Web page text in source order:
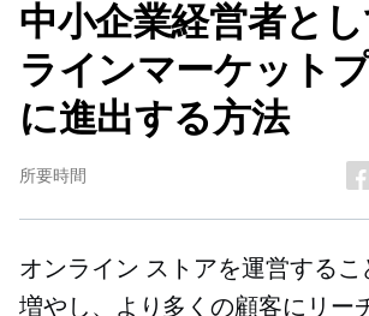
中小企業経営者と
ラインマーケット
に進出する方法
所要時間
オンライン ストアを運営するこ
増やし、より多くの顧客にリー